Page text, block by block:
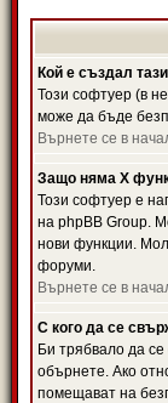
Кой е създал
Този софтуер (в
може да бъде
Върнете се в
Защо няма X
Този софтуер е
на phpBB Group.
нови функции.
форуми.
Върнете се в
С кого да се
Би трябвало да
обърнете. Ако
помещават на